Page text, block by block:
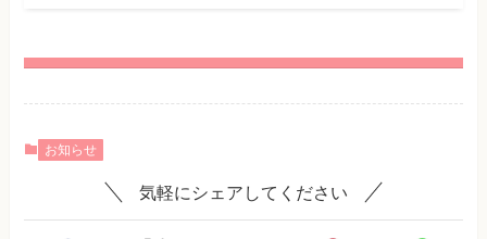
お知らせ
気軽にシェアしてください